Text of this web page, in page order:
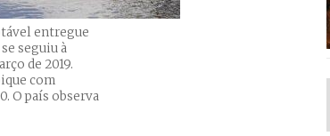
entregue
seguiu à
de 2019.
com
O país observa